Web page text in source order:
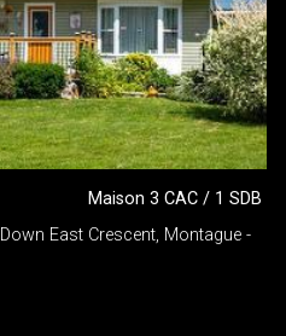
Maison 3 CAC / 1 SDB
East Crescent, Montague -